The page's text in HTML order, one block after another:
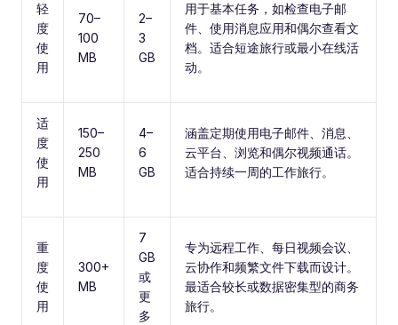
轻
度
使
用
70–
100
MB
2–
3
GB
用于基本任务，如检查电子邮
件、使用消息应用和偶尔查看文
档。适合短途旅行或最小在线活
动。
适
度
使
用
150–
250
MB
4–
6
GB
涵盖定期使用电子邮件、消息、
云平台、浏览和偶尔视频通话。
适合持续一周的工作旅行。
重
度
使
用
300+
MB
7
GB
或
更
多
专为远程工作、每日视频会议、
云协作和频繁文件下载而设计。
最适合较长或数据密集型的商务
旅行。